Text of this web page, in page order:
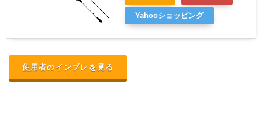
Yahooショッピング
使用者のインプレを見る